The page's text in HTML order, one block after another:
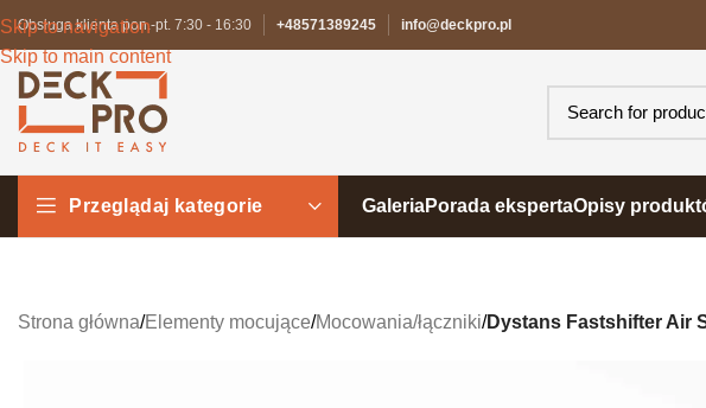
Skip to navigation
Skip to main content
Obsługa klienta pon.-pt. 7:30 - 16:30 +48571389245 info@deckpro.pl
Przeglądaj kategorie GaleriaPorada ekspertaOpisy
Strona główna/Elementy mocujące/Mocowania/łączniki/Dystans Fastshifter Air